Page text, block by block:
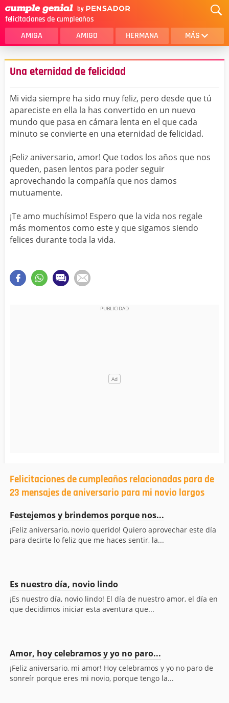
felicitaciones de cumpleaños
AMIGA AMIGO HERMANA MÁS
MAMA
AMOR
SOBRINA
HIJA
HERMANO
HIJO
PAPA
HOMBRE
TIA
CUÑADA
TODAS LAS CATEGORÍAS
Una eternidad de felicidad
Mi vida siempre ha sido muy feliz, pero desde que tú
apareciste en ella la has convertido en un nuevo
mundo que pasa en cámara lenta en el que cada
minuto se convierte en una eternidad de felicidad.
¡Feliz aniversario, amor! Que todos los años que nos
queden, pasen lentos para poder seguir
aprovechando la compañía que nos damos
mutuamente.
¡Te amo muchísimo! Espero que la vida nos regale
más momentos como este y que sigamos siendo
felices durante toda la vida.
Felicitaciones de cumpleaños relacionadas para de
23 mensajes de aniversario para mi novio largos
Festejemos y brindemos porque nos...
¡Feliz aniversario, novio querido! Quiero aprovechar este día
para decirte lo feliz que me haces sentir, la...
Es nuestro día, novio lindo
¡Es nuestro día, novio lindo! El día de nuestro amor, el día en
que decidimos iniciar esta aventura que...
Amor, hoy celebramos y yo no paro...
¡Feliz aniversario, mi amor! Hoy celebramos y yo no paro de
sonreír porque eres mi novio, porque tengo la...